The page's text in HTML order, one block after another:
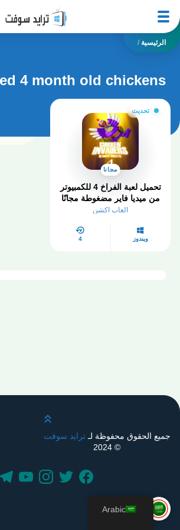
الرئيسية /
4 month old chickens
تحديث
مجانا
تحميل لعبة الفراخ 4 للكمبيوتر
من ميديا فاير مضغوطة مجانًا
العاب اكشن
ويندوز 4
قم بالتمرير
جميع الحقوق محفوظة لـترايد سوفت
© 2024
Arabic